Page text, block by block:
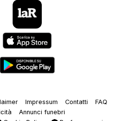
Impressum Contatti
FAQ
Annunci funebri